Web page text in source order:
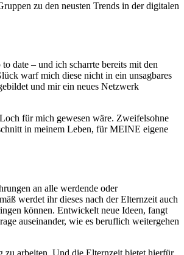
zu den neusten Trends in der digitalen
date – und ich scharrte bereits mit den
warf mich diese nicht in ein unsagbares
und mir ein neues Netzwerk
für mich gewesen wäre. Zweifelsohne
in meinem Leben, für MEINE eigene
an alle werdende oder
werdet ihr dieses nach der Elternzeit auch
können. Entwickelt neue Ideen, fangt
auseinander, wie es beruflich weitergehen
zu arbeiten. Und die Elternzeit bietet hierfür